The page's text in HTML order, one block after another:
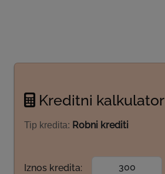
Kreditni kalkulator
Tip kredita: Robni krediti
Iznos kredita: